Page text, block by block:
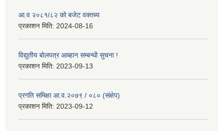
आ.व २०८१/८२ को बजेट वक्तब्य
प्रकाशन मिति: 2024-08-16
विद्युतीय बोलपत्र आब्हान सम्बन्धी सुचना !
प्रकाशन मिति: 2023-09-13
प्रगति समिक्षा आ.व.२०७९ / ०८० (संक्षेप)
प्रकाशन मिति: 2023-09-12